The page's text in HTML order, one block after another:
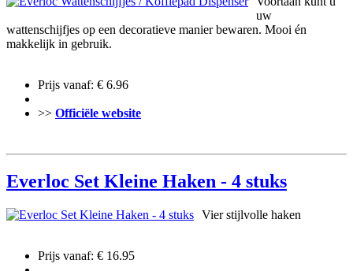
uw
wattenschijfjes op een decoratieve manier bewaren. Mooi én
makkelijk in gebruik.
Prijs vanaf: € 6.96
>> Officiële website
Everloc Set Kleine Haken - 4 stuks
Vier stijlvolle haken
Prijs vanaf: € 16.95